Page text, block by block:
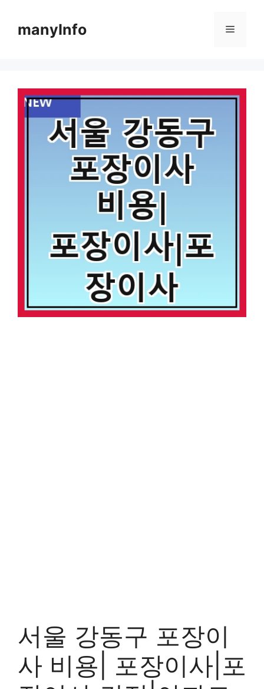
manyInfo 메
서울 강동구 포장이
사 비용| 포장이사|포